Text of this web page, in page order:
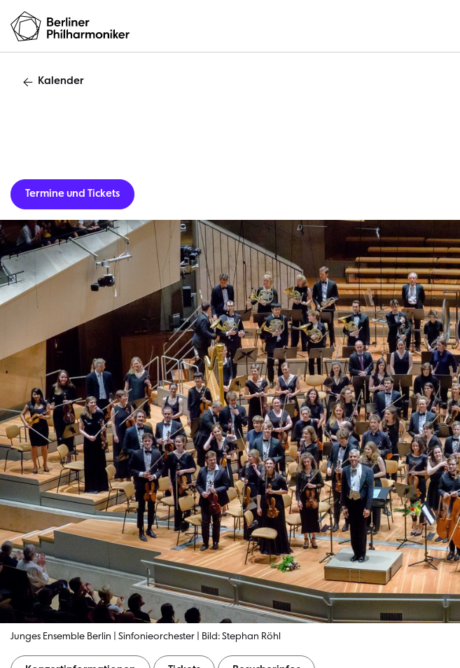
Kalender
Termine und Tickets
Junges Ensemble Berlin | Sinfonieorchester | Bild: Stephan Röhl